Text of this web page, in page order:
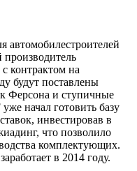
автомобилестроителей
контрактом на
будут поставлены
Ферсона и ступичные
начал готовить базу
инвестировав в
что позволило
комплектующих.
в 2014 году.